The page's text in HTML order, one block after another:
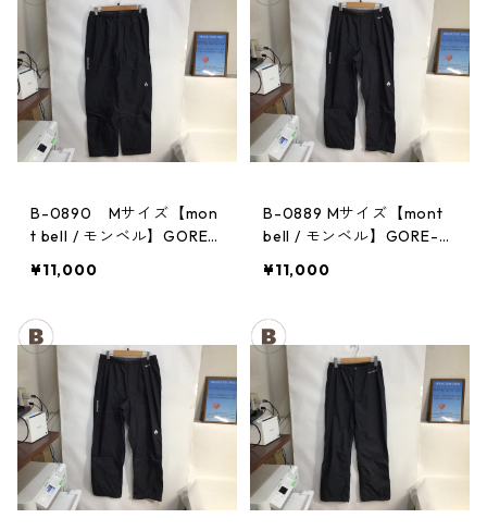
B-0890 Mサイズ【mon
t bell / モンベル】GORE-
ンパンツ：メンズBK
¥11,000
B-0889 Mサイズ【mont
bell / モンベル】GORE-T
パンツ：メンズBK
¥11,000